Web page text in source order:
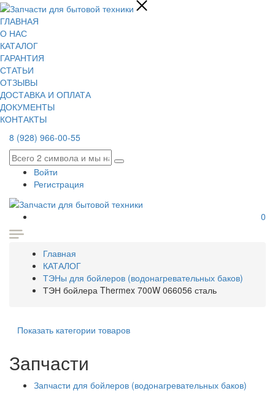
ГЛАВНАЯ
О НАС
КАТАЛОГ
ГАРАНТИЯ
СТАТЬИ
ОТЗЫВЫ
ДОСТАВКА И ОПЛАТА
ДОКУМЕНТЫ
КОНТАКТЫ
8 (928) 966-00-55
Войти
Регистрация
0
Главная
КАТАЛОГ
ТЭНы для бойлеров (водонагревательных баков)
ТЭН бойлера Thermex 700W 066056 сталь
Показать категории товаров
Запчасти
Запчасти для бойлеров (водонагревательных баков)